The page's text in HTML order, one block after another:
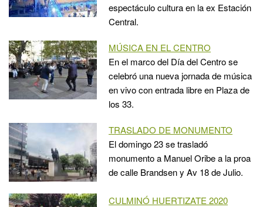
espectáculo cultura en la ex Estación
Central.
MÚSICA EN EL CENTRO
En el marco del Día del Centro se
celebró una nueva jornada de música
en vivo con entrada libre en Plaza de
los 33.
TRASLADO DE MONUMENTO
El domingo 23 se trasladó
monumento a Manuel Oribe a la proa
de calle Brandsen y Av 18 de Julio.
CULMINÓ HUERTIZATE 2020